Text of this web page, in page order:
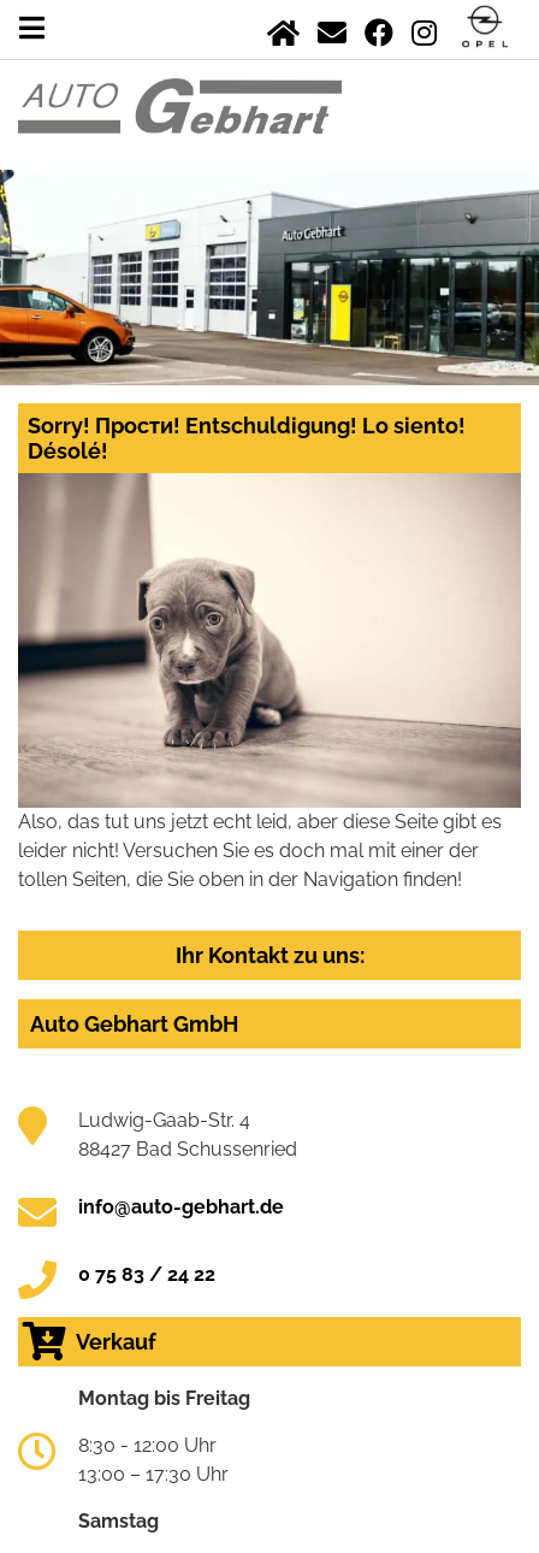
Sorry! Прости! Entschuldigung! Lo siento!
Désolé!
Also, das tut uns jetzt echt leid, aber diese Seite gibt es
leider nicht! Versuchen Sie es doch mal mit einer der
tollen Seiten, die Sie oben in der Navigation finden!
Ihr Kontakt zu uns:
Auto Gebhart GmbH
Ludwig-Gaab-Str. 4
88427 Bad Schussenried
info@auto-gebhart.de
0 75 83 / 24 22
Verkauf
Montag bis Freitag
8:30 - 12:00 Uhr
13:00 – 17:30 Uhr
Samstag